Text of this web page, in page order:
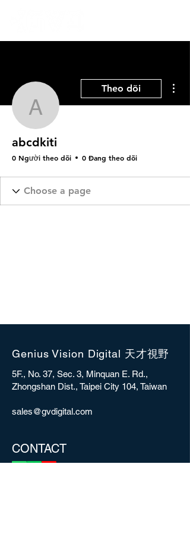
abcdkiti
Theo dõi
abcdkiti
0 Người theo dõi 0 Đang theo dõi
Genius Vision Digital 天才視野
5F., No. 37, Sec. 3, Minquan E. Rd.,
Zhongshan Dist., Taipei City 104, Taiwan
sales@gvdigital.com
CONTACT